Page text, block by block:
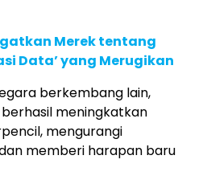
Merek tentang
Data’ yang Merugikan
berkembang lain,
berhasil meningkatkan
mengurangi
memberi harapan baru